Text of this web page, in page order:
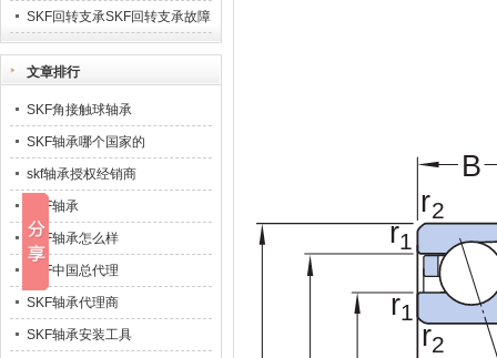
SKF回转支承SKF回转支承故障
排除
文章排行
SKF角接触球轴承
SKF轴承哪个国家的
skf轴承授权经销商
SKF轴承
SKF轴承怎么样
SKF中国总代理
SKF轴承代理商
SKF轴承安装工具